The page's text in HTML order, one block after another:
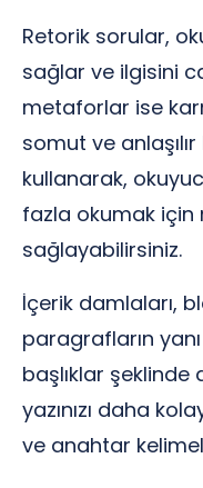
Retorik sorular,
sağlar ve ilgisini
metaforlar ise
somut ve
kullanarak,
fazla okumak için
sağlayabilirsiniz.
İçerik damlaları,
paragrafların
başlıklar şeklinde
yazınızı daha
ve anahtar